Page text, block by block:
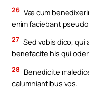
26 Væ cum
enim faciebant
27 Sed vobis dico, qui
benefacite his qui
28
Benedicite
calumniantibus vos.